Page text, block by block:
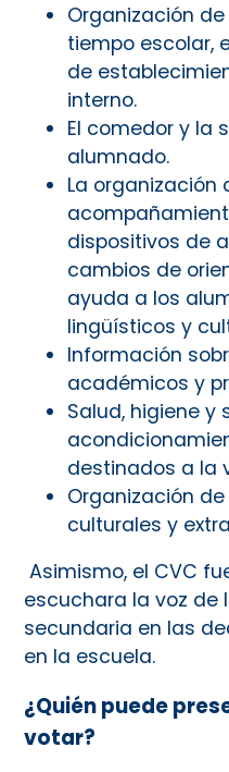
Organización
tiempo escolar,
de
interno.
El comedor y la
alumnado.
La organización
dispositivos de
cambios de
ayuda a los
lingüísticos y
Información
académicos y
Salud, higiene y
destinados a la
Organización
culturales y
Asimismo, el CVC
escuchara la voz de
secundaria en las
en la escuela.
¿Quién puede
votar?